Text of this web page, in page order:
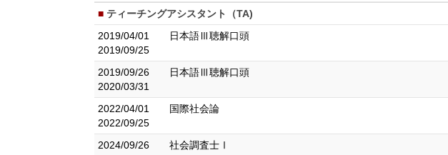
ティーチングアシスタント（TA)
2019/04/01
2019/09/25
日本語Ⅲ聴解口頭
2019/09/26
2020/03/31
日本語Ⅲ聴解口頭
2022/04/01
2022/09/25
国際社会論
2024/09/26
社会調査士Ⅰ